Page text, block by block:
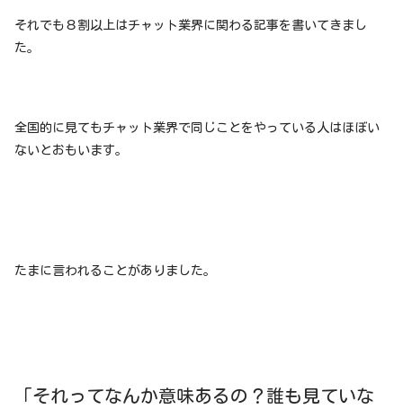
それでも８割以上はチャット業界に関わる記事を書いてきまし
た。
全国的に見てもチャット業界で同じことをやっている人はほぼい
ないとおもいます。
たまに言われることがありました。
「それってなんか意味あるの？誰も見ていな